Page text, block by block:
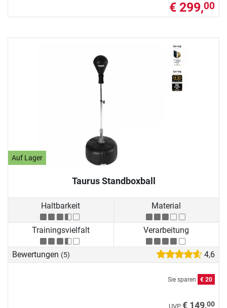
€ 299,00
Auf Lager
Taurus Standboxball
Haltbarkeit Material
Trainingsvielfalt Verarbeitung
Bewertungen (5) 4,6
Sie sparen € 20
UVP € 149,00